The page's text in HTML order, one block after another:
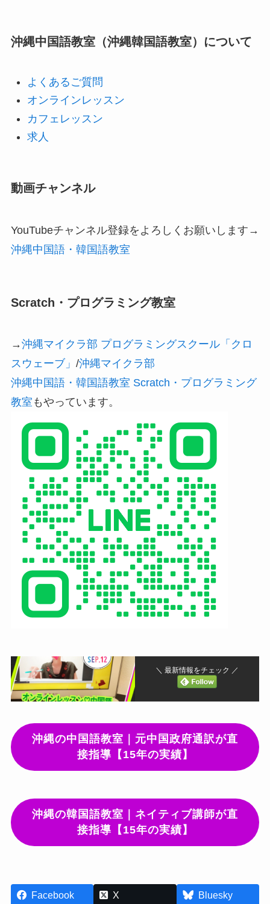
沖縄中国語教室（沖縄韓国語教室）について
よくあるご質問
オンラインレッスン
カフェレッスン
求人
動画チャンネル
YouTubeチャンネル登録をよろしくお願いします→
沖縄中国語・韓国語教室
Scratch・プログラミング教室
→沖縄マイクラ部 プログラミングスクール「クロ
スウェーブ」 /沖縄マイクラ部
沖縄中国語・韓国語教室 Scratch・プログラミング
教室 もやっています。
＼ 最新情報をチェック ／
沖縄の中国語教室｜元中国政府通訳が直
接指導【15年の実績】
沖縄の韓国語教室｜ネイティブ講師が直
接指導【15年の実績】
Facebook X
Bluesky